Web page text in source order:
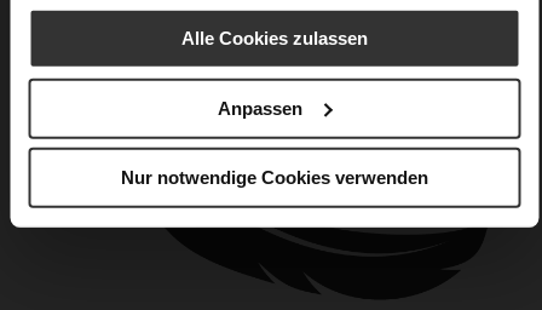
Alle Cookies zulassen
Anpassen
Nur notwendige Cookies verwenden